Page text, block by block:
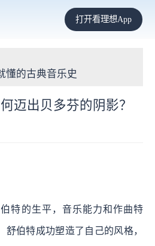
打开看理想App
懂的古典音乐史
迈出贝多芬的阴影？
特的生平，音乐能力和作曲特
伯特成功塑造了自己的风格，